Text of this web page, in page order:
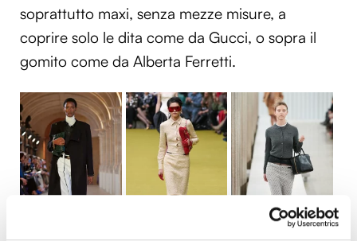
soprattutto maxi, senza mezze misure, a
coprire solo le dita come da Gucci, o sopra il
gomito come da Alberta Ferretti.